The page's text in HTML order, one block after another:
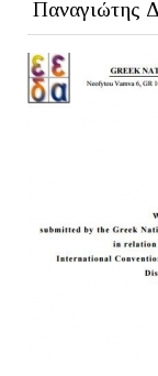
Παναγιώτης